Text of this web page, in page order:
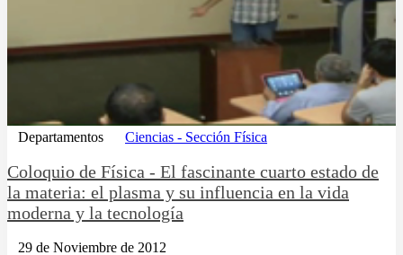
Departamentos Ciencias - Sección Física
Coloquio de Física - El fascinante cuarto estado de
la materia: el plasma y su influencia en la vida
moderna y la tecnología
29 de Noviembre de 2012